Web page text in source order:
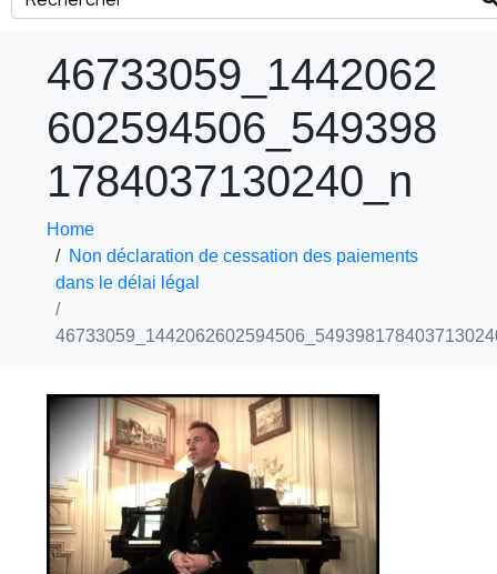
46733059_1442062
602594506_549398
1784037130240_n
Home
Non déclaration de cessation des paiements
dans le délai légal